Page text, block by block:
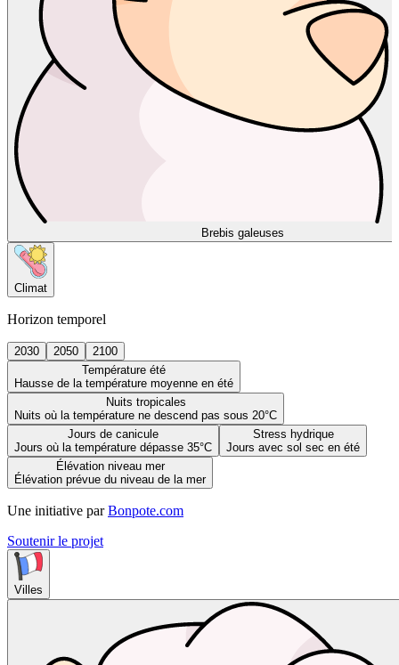
Brebis galeuses
Climat
Horizon temporel
2030 2050
2100
Température été
Hausse de la température moyenne en été
Nuits tropicales
Nuits où la température ne descend pas sous 20°C
Jours de canicule
Jours où la température dépasse 35°C
Stress hydrique
Jours avec sol sec en été
Élévation niveau mer
Élévation prévue du niveau de la mer
Une initiative par Bonpote.com
Soutenir le projet
Villes